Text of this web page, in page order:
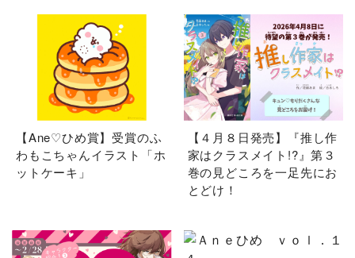
【Ane♡ひめ賞】受賞のふ
わもこちゃんイラスト「ホ
ットケーキ」
【４月８日発売】『推し作
家はクラスメイト!?』第３
巻の見どころを一足先にお
とどけ！